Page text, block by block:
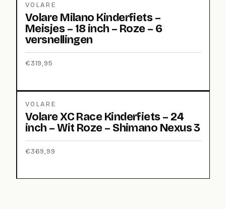
VOLARE
Volare Milano Kinderfiets –
Meisjes – 18 inch – Roze – 6
versnellingen
€319,95
VOLARE
Volare XC Race Kinderfiets – 24
inch – Wit Roze – Shimano Nexus 3
€369,99